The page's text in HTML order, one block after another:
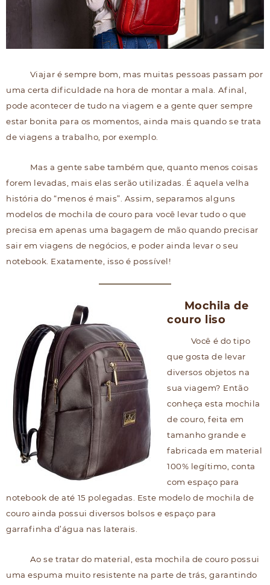
Viajar é sempre bom, mas muitas pessoas passam por
uma certa dificuldade na hora de montar a mala. Afinal,
pode acontecer de tudo na viagem e a gente quer sempre
estar bonita para os momentos, ainda mais quando se trata
de viagens a trabalho, por exemplo.
Mas a gente sabe também que, quanto menos coisas
forem levadas, mais elas serão utilizadas. É aquela velha
história do “menos é mais”. Assim, separamos alguns
modelos de mochila de couro para você levar tudo o que
precisa em apenas uma bagagem de mão quando precisar
sair em viagens de negócios, e poder ainda levar o seu
notebook. Exatamente, isso é possível!
Mochila de
couro liso
Você é do tipo
que gosta de levar
diversos objetos na
sua viagem? Então
conheça esta mochila
de couro, feita em
tamanho grande e
fabricada em material
100% legítimo, conta
com espaço para
notebook de até 15 polegadas. Este modelo de mochila de
couro ainda possui diversos bolsos e espaço para
garrafinha d’água nas laterais.
Ao se tratar do material, esta mochila de couro possui
uma espuma muito resistente na parte de trás, garantindo